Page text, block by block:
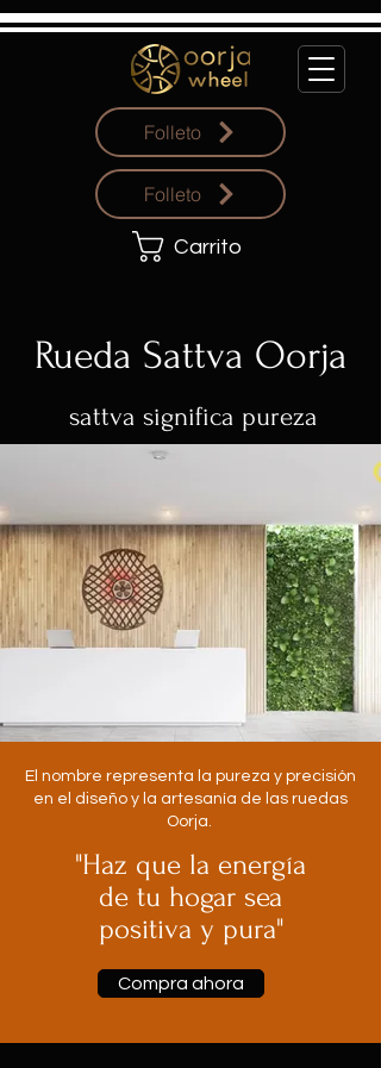
Folleto
Folleto
Carrito
Rueda Sattva Oorja
El nombre representa la pureza y precisión
en el diseño y la artesanía de las ruedas
Oorja.
"Haz que la energía
de tu hogar sea
positiva y pura"
Compra ahora
sattva significa pureza